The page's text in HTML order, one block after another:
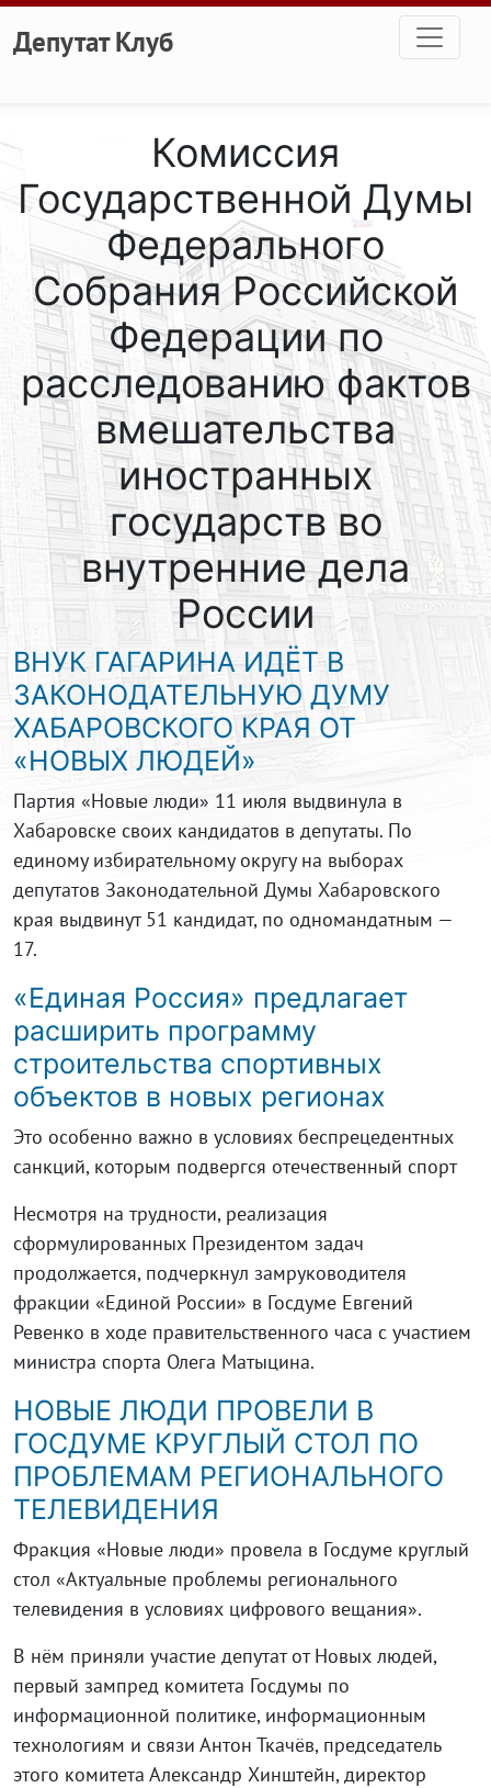
Перейти к основному содержанию
Депутат Клуб
Комиссия
Государственной Думы
Федерального
Собрания Российской
Федерации по
расследованию фактов
вмешательства
иностранных
государств во
внутренние дела
России
ВНУК ГАГАРИНА ИДЁТ В
ЗАКОНОДАТЕЛЬНУЮ ДУМУ
ХАБАРОВСКОГО КРАЯ ОТ
«НОВЫХ ЛЮДЕЙ»
Партия «Новые люди» 11 июля выдвинула в
Хабаровске своих кандидатов в депутаты. По
единому избирательному округу на выборах
депутатов Законодательной Думы Хабаровского
края выдвинут 51 кандидат, по одномандатным —
17.
«Единая Россия» предлагает
расширить программу
строительства спортивных
объектов в новых регионах
Это особенно важно в условиях беспрецедентных
санкций, которым подвергся отечественный спорт
Несмотря на трудности, реализация
сформулированных Президентом задач
продолжается, подчеркнул замруководителя
фракции «Единой России» в Госдуме Евгений
Ревенко в ходе правительственного часа с участием
министра спорта Олега Матыцина.
НОВЫЕ ЛЮДИ ПРОВЕЛИ В
ГОСДУМЕ КРУГЛЫЙ СТОЛ ПО
ПРОБЛЕМАМ РЕГИОНАЛЬНОГО
ТЕЛЕВИДЕНИЯ
Фракция «Новые люди» провела в Госдуме круглый
стол «Актуальные проблемы регионального
телевидения в условиях цифрового вещания».
В нём приняли участие депутат от Новых людей,
первый зампред комитета Госдумы по
информационной политике, информационным
технологиям и связи Антон Ткачёв, председатель
этого комитета Александр Хинштейн, директор